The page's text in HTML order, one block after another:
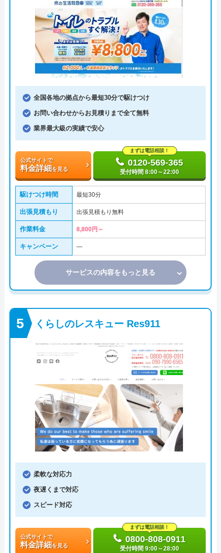
全国各地の拠点から最短30分で駆けつけ
お問い合わせからお見積りまで全て無料
業界最大級の実績で安心
公式サイトで
料金詳細を見る
まずは電話相談！
0120-569-365
受付時間 8:00～22:00
駆けつけ時間 最短30分
出張見積もり 出張見積もり無料
作業料金 8,800円～
キャンペーン ―
サービスの内容をもっと見る
くらしのレスキュー Res911
柔軟な対応力
夜遅くまで対応
スピード対応
公式サイトで
料金詳細を見る
まずは電話相談！
0800-808-0911
受付時間 9:00～28:00